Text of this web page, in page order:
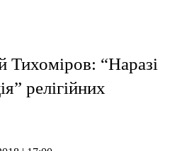
Тихоміров: “Наразі
релігійних